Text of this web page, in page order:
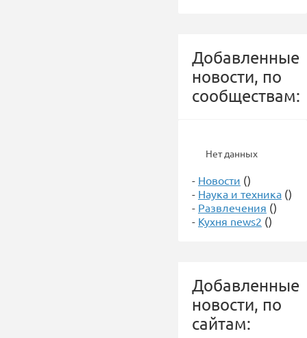
Добавленные
новости, по
сообществам:
Нет данных
- Новости ()
- Наука и техника ()
- Развлечения ()
- Кухня news2 ()
Добавленные
новости, по
сайтам: